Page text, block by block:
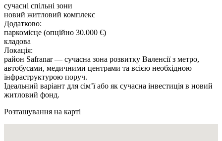
сучасні спільні зони
новий житловий комплекс
Додатково:
паркомісце (опційно 30.000 €)
кладова
Локація:
район Safranar — сучасна зона розвитку Валенсії з метро,
автобусами, медичними центрами та всією необхідною
інфраструктурою поруч.
Ідеальний варіант для сім’ї або як сучасна інвестиція в новий
житловий фонд.
Розташування на карті